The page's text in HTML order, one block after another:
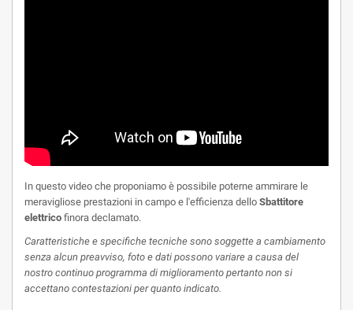
In questo video che proponiamo è possibile poterne ammirare le
meravigliose prestazioni in campo e l'efficienza dello Sbattitore
elettrico finora declamato.
Caratteristiche e specifiche tecniche sono soggette a cambiamento
senza alcun preavviso, foto e dati possono variare a causa del
nostro continuo programma di miglioramento pertanto non si
accettano contestazioni per quanto indicato.